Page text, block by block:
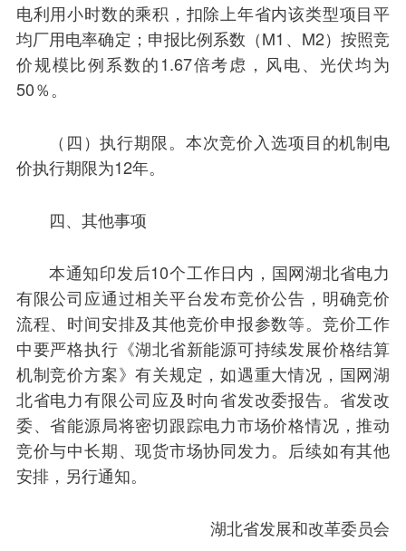
电利用小时数的乘积，扣除上年省内该类型项目平
均厂用电率确定；申报比例系数（M1、M2）按照竞
价规模比例系数的1.67倍考虑，风电、光伏均为
50％。
（四）执行期限。本次竞价入选项目的机制电
价执行期限为12年。
四、其他事项
本通知印发后10个工作日内，国网湖北省电力
有限公司应通过相关平台发布竞价公告，明确竞价
流程、时间安排及其他竞价申报参数等。竞价工作
中要严格执行《湖北省新能源可持续发展价格结算
机制竞价方案》有关规定，如遇重大情况，国网湖
北省电力有限公司应及时向省发改委报告。省发改
委、省能源局将密切跟踪电力市场价格情况，推动
竞价与中长期、现货市场协同发力。后续如有其他
安排，另行通知。
湖北省发展和改革委员会